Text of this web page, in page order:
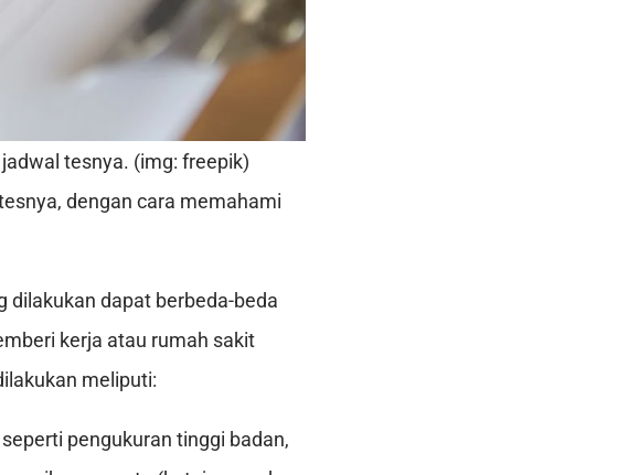
tesnya. (img: freepik)
dengan cara memahami
dilakukan dapat berbeda-beda
kerja atau rumah sakit
meliputi:
pengukuran tinggi badan,